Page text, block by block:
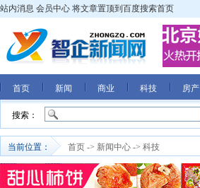
站内消息 会员中心 将文章置顶到百度搜索首页
首页 新闻 商业 科技 房产
搜索：
当前位置： 首页 -> 新闻中心 -> 科技